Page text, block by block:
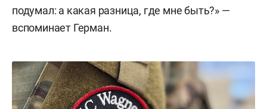
подумал: а какая разница, где мне быть?» —
вспоминает Герман.